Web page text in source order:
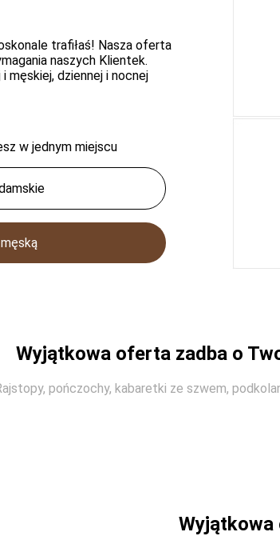
trafiłaś! Nasza oferta
naszych Klientek.
męskiej, dziennej i nocnej
w jednym miejscu
Wyjątkowa oferta zadba o
pończochy, kabaretki ze szwem,
Wyjątkowa